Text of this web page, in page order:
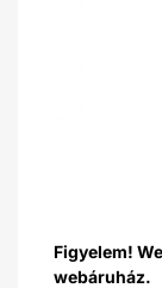
Figyelem!
webáruház.